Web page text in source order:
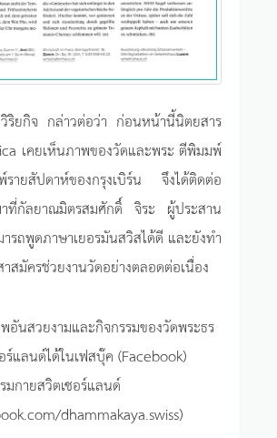
ริยกิจ กล่าวต่อว่า ก่อนหน้านี้นิตยสาร
เคยเห็นภาพของวัดและพระ ตีพิมมพ์
รายสัปดาห์ของกรุงเบิร์น จึงได้ติดต่อ
ที่กัลยาณมิตรสมศักดิ์ จิระ ผู้ประสาน
รถพูดภาษาเยอรมันสวิสได้ดี และยังทำ
สมัครช่วยงานวัดอย่างตลอดต่อเนื่อง
อันสวยงามและกิจกรรมของวัดพระธร
ร์แลนด์ได้ในเฟสบุ๊ค (Facebook)
มกายสวิตเซอร์แลนด์
dhammakaya.swiss)